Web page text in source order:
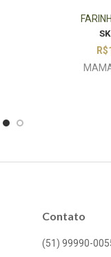
R$
Contato
(51) 99990-